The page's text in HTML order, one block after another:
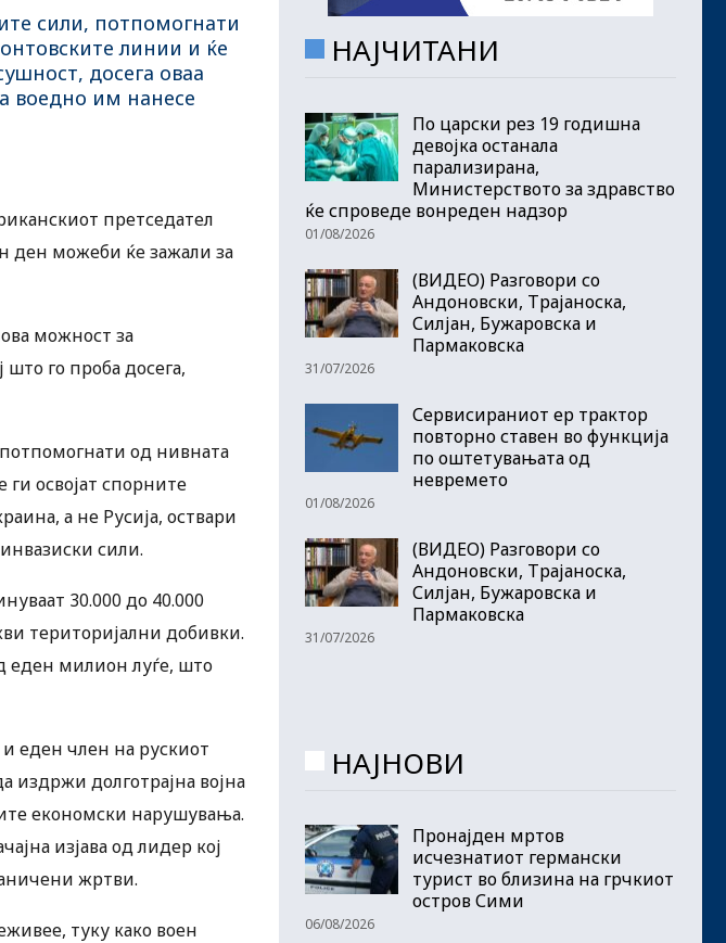
сили, потпомогнати
линии и ќе
досега оваа
воедно им нанесе
претседател
ден можеби ќе зажали за
можност за
го проба досега,
од нивната
освојат спорните
а не Русија, оствари
сили.
30.000 до 40.000
територијални добивки.
еден милион луѓе, што
еден член на рускиот
издржи долготрајна војна
економски нарушувања.
изјава од лидер кој
жртви.
туку како воен
НАЈЧИТАНИ
По царски рез 19 годишна
девојка останала
парализирана,
Министерството за здравство
ќе спроведе вонреден надзор
01/08/2026
(ВИДЕО) Разговори со
Андоновски, Трајаноска,
Силјан, Бужаровска и
Пармаковска
31/07/2026
Сервисираниот ер трактор
повторно ставен во функција
по оштетувањата од
невремето
01/08/2026
(ВИДЕО) Разговори со
Андоновски, Трајаноска,
Силјан, Бужаровска и
Пармаковска
31/07/2026
НАЈНОВИ
Пронајден мртов
исчезнатиот германски
турист во близина на грчкиот
остров Сими
06/08/2026